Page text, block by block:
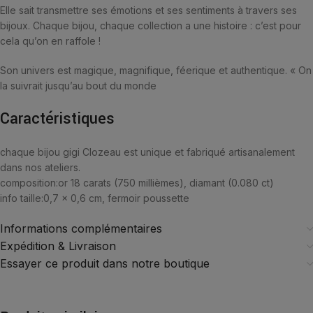
Elle sait transmettre ses émotions et ses sentiments à travers ses
bijoux. Chaque bijou, chaque collection a une histoire : c’est pour
cela qu’on en raffole !
Son univers est magique, magnifique, féerique et authentique. « On
la suivrait jusqu’au bout du monde
Caractéristiques
chaque bijou gigi Clozeau est unique et fabriqué artisanalement
dans nos ateliers.
composition:or 18 carats (750 millièmes), diamant (0.080 ct)
info taille:0,7 x 0,6 cm, fermoir poussette
Informations complémentaires
Expédition & Livraison
Essayer ce produit dans notre boutique